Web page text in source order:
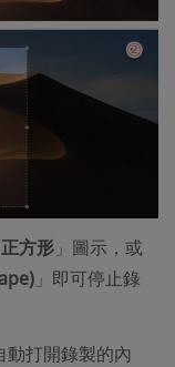
正方形 」圖示，或
」即可停止錄
打開錄製的內